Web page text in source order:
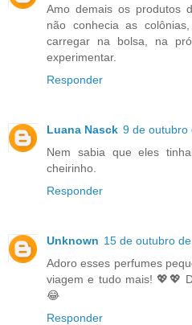
Amo demais os produtos
não conhecia as
carregar na bolsa, na
experimentar.
Responder
Luana Nasck 9 de outubro
Nem sabia que eles
cheirinho.
Responder
Unknown 15 de outubro
Adoro esses perfumes
viagem e tudo mais! 💖💖
😂
Responder